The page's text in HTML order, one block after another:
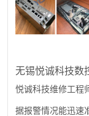
无锡悦诚科技数
悦诚科技维修工程
据报警情况能迅速